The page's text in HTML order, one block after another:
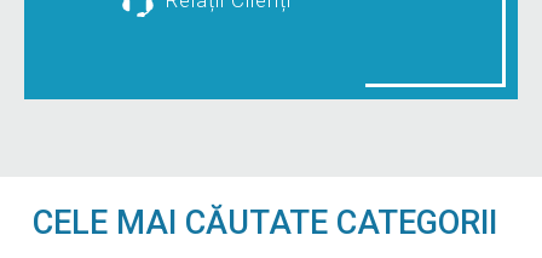
CELE MAI CĂUTATE CATEGORII